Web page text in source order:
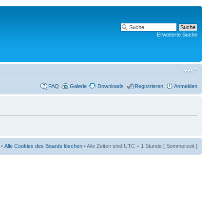
Erweiterte Suche
FAQ Galerie Downloads Registrieren Anmelden
• Alle Cookies des Boards löschen • Alle Zeiten sind UTC + 1 Stunde [ Sommerzeit ]